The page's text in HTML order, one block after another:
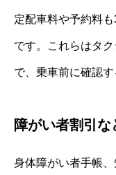
定配車料や予約料
です。これらはタ
で、乗車前に確認す
障がい者割引
身体障がい者手帳